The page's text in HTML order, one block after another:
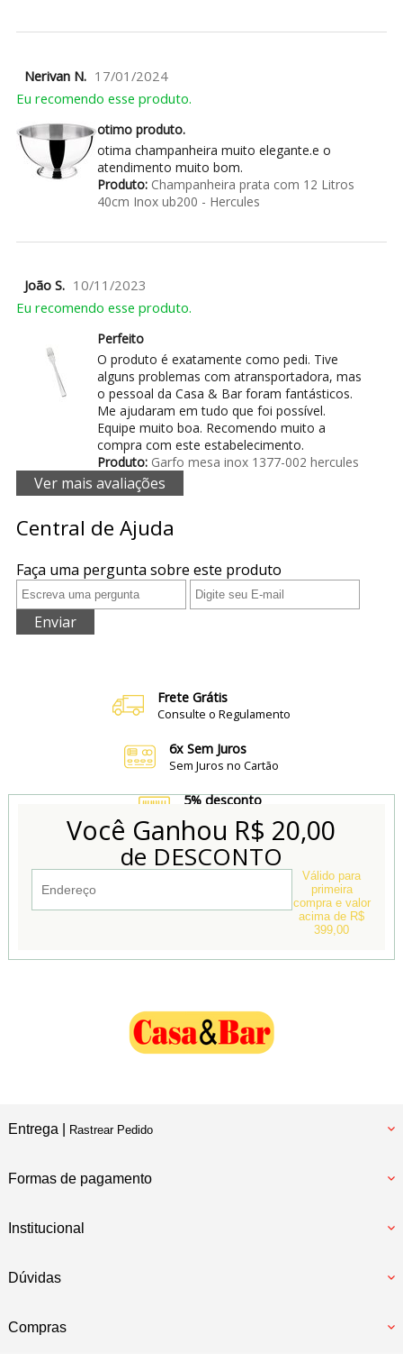
Nerivan N. 17/01/2024
Eu recomendo esse produto.
otimo produto.
otima champanheira muito elegante.e o
atendimento muito bom.
Produto:Champanheira prata com 12 Litros
40cm Inox ub200 - Hercules
João S. 10/11/2023
Eu recomendo esse produto.
Perfeito
O produto é exatamente como pedi. Tive
alguns problemas com atransportadora, mas
o pessoal da Casa & Bar foram fantásticos.
Me ajudaram em tudo que foi possível.
Equipe muito boa. Recomendo muito a
compra com este estabelecimento.
Produto:Garfo mesa inox 1377-002 hercules
Ver mais avaliações
Central de Ajuda
Faça uma pergunta sobre este produto
Enviar
Frete Grátis
Consulte o Regulamento
6x Sem Juros
Sem Juros no Cartão
5% desconto
no Boleto e Pix
Conheça também
Nossa Loja Física
Você Ganhou R$ 20,00
de DESCONTO
Válido para
primeira
compra e valor
acima de R$
399,00
Entrega | Rastrear Pedido
Formas de pagamento
Institucional
Dúvidas
Compras